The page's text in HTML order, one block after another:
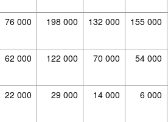
76 000 198 000 132 000 155 000
62 000 122 000 70 000 54 000
22 000 29 000 14 000 6 000